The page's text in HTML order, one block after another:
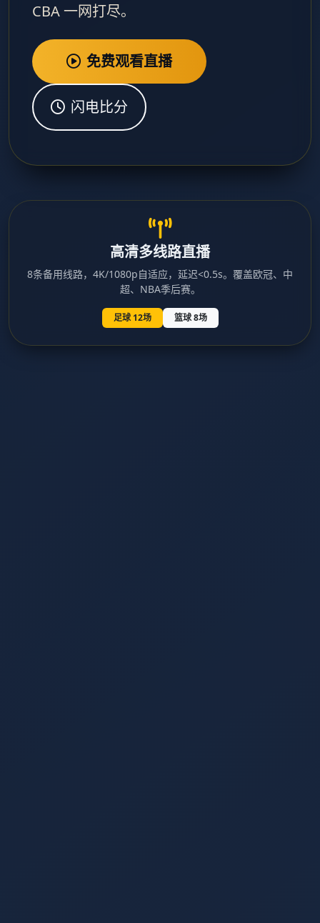
CBA 一网打尽。
免费观看直播
闪电比分
高清多线路直播
8条备用线路，4K/1080p自适应，延迟<0.5s。覆盖欧冠、中
超、NBA季后赛。
足球 12场 篮球 8场